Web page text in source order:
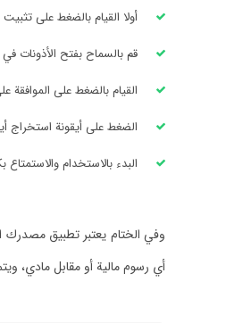
أولا القيام بالضغط على
قم بالسماح بفتح الأذونات
القيام بالضغط على الموافقة
الضغط على أيقونة استخراج
البدء بالاستخدام
وفي الختام يعتبر تطبيق مصدرك
أي رسوم مالية أو مقابل مادي،